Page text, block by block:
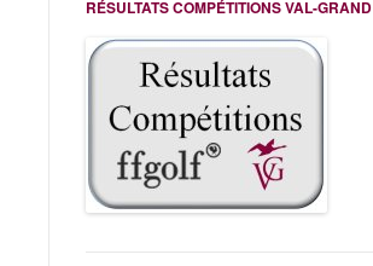
RÉSULTATS COMPÉTITIONS VAL-GRAND